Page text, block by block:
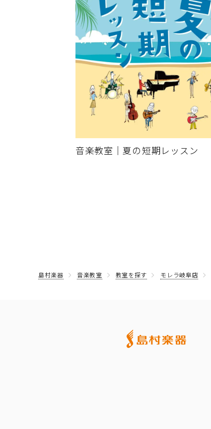
音楽教室｜夏の短期レッスン
島村楽器 音楽教室 教室を探す モレラ岐阜店